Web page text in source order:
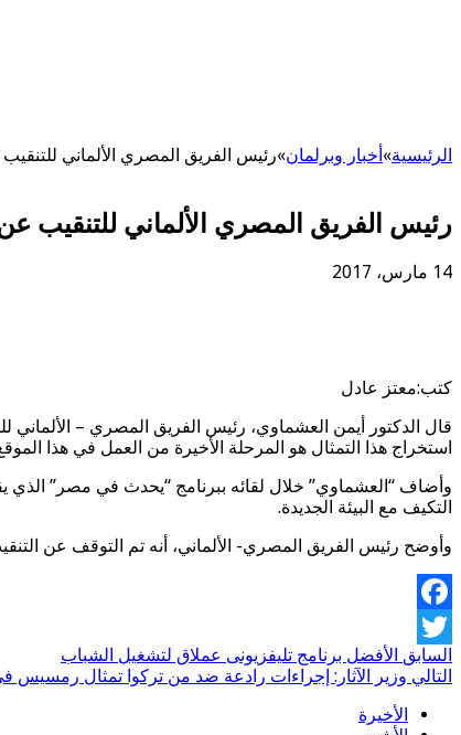
الرئيسية»أخبار وبرلمان»رئيس الفريق المصري الألماني
رئيس الفريق المصري الألماني للتنقيب
14 مارس، 2017
كتب:معتز عادل
قال الدكتور أيمن العشماوي، رئيس الفريق المصري – الألماني
استخراج هذا التمثال هو المرحلة الأخيرة من العمل في هذا
وأضاف “العشماوي” خلال لقائه ببرنامج “يحدث في مصر” الذي
التكيف مع البيئة الجديدة.
وأوضح رئيس الفريق المصري- الألماني، أنه تم التوقف عن
Facebook
Twitter
السابق الأفضل برنامج تليفزيونى عملاق لتشغيل الشباب
التالي وزير الآثار: إجراءات رادعة ضد من تركوا تمثال رمسيس
الأخيرة